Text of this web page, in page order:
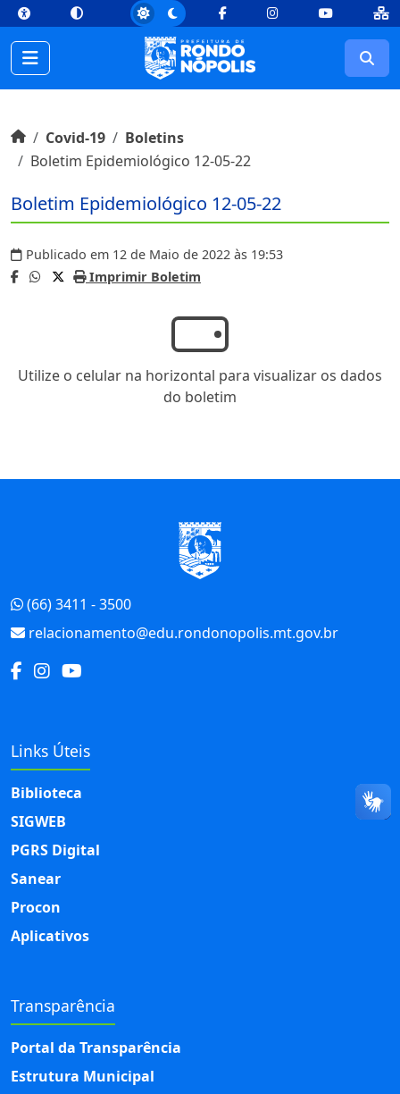
topConteúdo [1] Menu Principal [2] Busca [3] Rodapé [4]
FacebookInstagramYoutube
Início do conteúdo
InícioCovid-19
Boletins
Boletim Epidemiológico 12-05-22
Boletim Epidemiológico 12-05-22
Publicado em 12 de Maio de 2022 às 19:53
Imprimir Boletim
Utilize o celular na horizontal para visualizar os dados
do boletim
(66) 3411 - 3500
relacionamento@edu.rondonopolis.mt.gov.br
Links Úteis
Biblioteca
SIGWEB
PGRS Digital
Sanear
Procon
Aplicativos
Transparência
Portal da Transparência
Estrutura Municipal